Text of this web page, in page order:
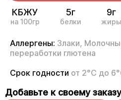
КБЖУ
на 100гр
5г
белки
9г
жиры
Аллергены: Злаки,
переработки глютена
Срок годности от 2°С до
Добавьте к своему заказу